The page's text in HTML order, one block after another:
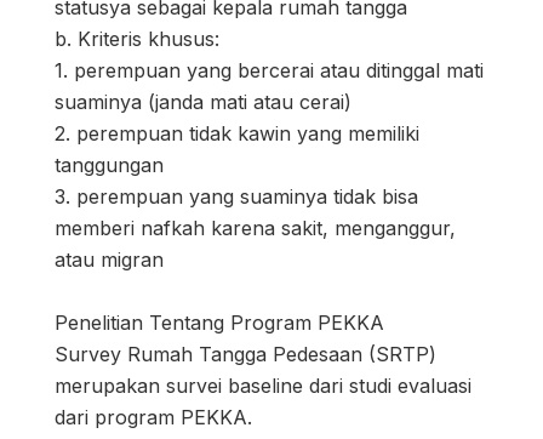
statusya sebagai kepala rumah tangga
b. Kriteris khusus:
1. perempuan yang bercerai atau ditinggal mati
suaminya (janda mati atau cerai)
2. perempuan tidak kawin yang memiliki
tanggungan
3. perempuan yang suaminya tidak bisa
memberi nafkah karena sakit, menganggur,
atau migran
Penelitian Tentang Program PEKKA
Survey Rumah Tangga Pedesaan (SRTP)
merupakan survei baseline dari studi evaluasi
dari program PEKKA.